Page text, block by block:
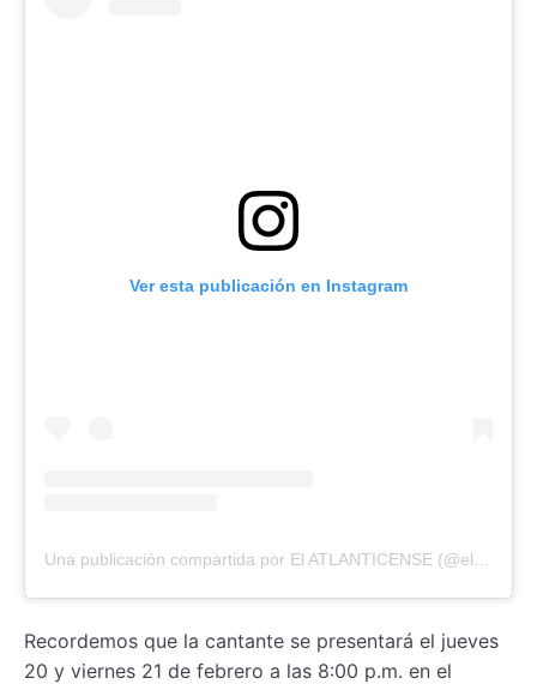
Ver esta publicación en Instagram
Recordemos que la cantante se presentará el jueves
20 y viernes 21 de febrero a las 8:00 p.m. en el